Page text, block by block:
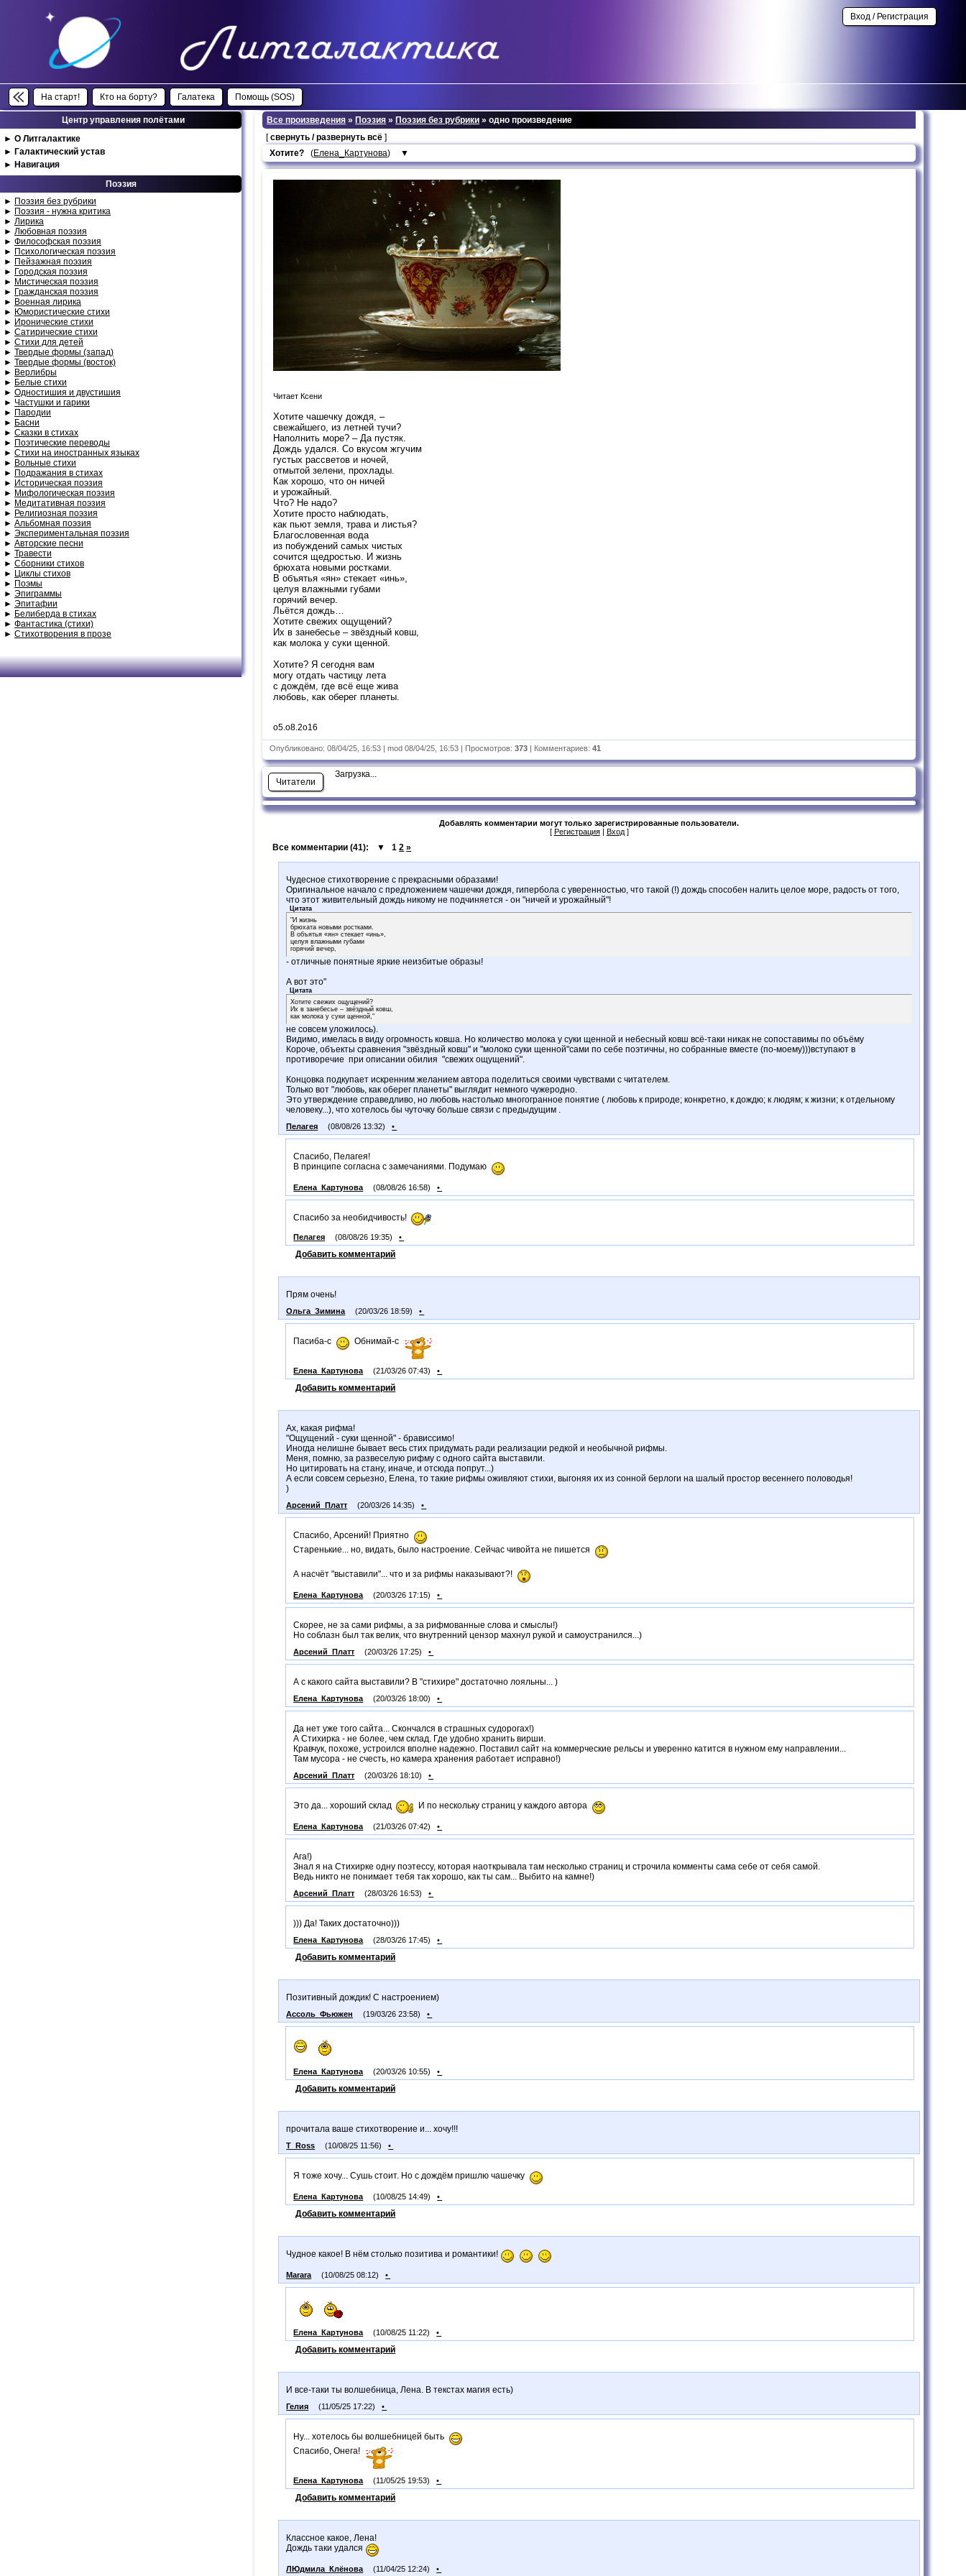
На старт! Кто на борту? Галатека Помощь (SOS)
Вход / Регистрация
Центр управления полётами
► О Литгалактике
► Галактический устав
► Навигация
Поэзия
► Поэзия без рубрики
► Поэзия - нужна критика
► Лирика
► Любовная поэзия
► Философская поэзия
► Психологическая поэзия
► Пейзажная поэзия
► Городская поэзия
► Мистическая поэзия
► Гражданская поэзия
► Военная лирика
► Юмористические стихи
► Иронические стихи
► Сатирические стихи
► Стихи для детей
► Твердые формы (запад)
► Твердые формы (восток)
► Верлибры
► Белые стихи
► Одностишия и двустишия
► Частушки и гарики
► Пародии
► Басни
► Сказки в стихах
► Поэтические переводы
► Стихи на иностранных языках
► Вольные стихи
► Подражания в стихах
► Историческая поэзия
► Мифологическая поэзия
► Медитативная поэзия
► Религиозная поэзия
► Альбомная поэзия
► Экспериментальная поэзия
► Авторские песни
► Травести
► Сборники стихов
► Циклы стихов
► Поэмы
► Эпиграммы
► Эпитафии
► Белиберда в стихах
► Фантастика (стихи)
► Стихотворения в прозе
Все произведения »Поэзия »Поэзия без рубрики » одно произведение
[свернуть / развернуть всё ]
Хотите? (Елена_Картунова) ▼
Читает Ксени
Хотите чашечку дождя, –
свежайшего, из летней тучи?
Наполнить море? – Да пустяк.
Дождь удался. Со вкусом жгучим
густых рассветов и ночей,
отмытой зелени, прохлады.
Как хорошо, что он ничей
и урожайный.
Что? Не надо?
Хотите просто наблюдать,
как пьют земля, трава и листья?
Благословенная вода
из побуждений самых чистых
сочится щедростью. И жизнь
брюхата новыми ростками.
В объятья «ян» стекает «инь»,
целуя влажными губами
горячий вечер.
Льётся дождь…
Хотите свежих ощущений?
Их в занебесье – звёздный ковш,
как молока у суки щенной.
Хотите? Я сегодня вам
могу отдать частицу лета
с дождём, где всё еще жива
любовь, как оберег планеты.
о5.о8.2о16
Опубликовано: 08/04/25, 16:53 | mod 08/04/25, 16:53 | Просмотров:373 | Комментариев:41
Читатели
Загрузка...
Добавлять комментарии могут только зарегистрированные пользователи.
[ Регистрация| Вход]
Все комментарии (41): ▼ 1 2 »
Чудесное стихотворение с прекрасными образами!
Оригинальное начало с предложением чашечки дождя, гипербола с уверенностью, что такой (!) дождь способен налить целое море, радость от того,
что этот живительный дождь никому не подчиняется - он "ничей и урожайный"!
Цитата
"И жизнь
брюхата новыми ростками.
В объятья «ян» стекает «инь»,
целуя влажными губами
горячий вечер,
- отличные понятные яркие неизбитые образы!
А вот это"
Цитата
Хотите свежих ощущений?
Их в занебесье – звёздный ковш,
как молока у суки щенной,"
не совсем уложилось).
Видимо, имелась в виду огромность ковша. Но количество молока у суки щенной и небесный ковш всё-таки никак не сопоставимы по объёму
Короче, объекты сравнения "звёздный ковш" и "молоко суки щенной"сами по себе поэтичны, но собранные вместе (по-моему)))вступают в
противоречие при описании обилия "свежих ощущений".
Концовка подкупает искренним желанием автора поделиться своими чувствами с читателем.
Только вот "любовь, как оберег планеты" выглядит немного чужеродно.
Это утверждение справедливо, но любовь настолько многогранное понятие ( любовь к природе; конкретно, к дождю; к людям; к жизни; к отдельному
человеку...), что хотелось бы чуточку больше связи с предыдущим .
Пелагея (08/08/26 13:32) •
Спасибо, Пелагея!
В принципе согласна с замечаниями. Подумаю
Елена_Картунова (08/08/26 16:58) •
Спасибо за необидчивость!
Пелагея (08/08/26 19:35) •
Добавить комментарий
Прям очень!
Ольга_Зимина (20/03/26 18:59) •
Пасиба-с Обнимай-с
Елена_Картунова (21/03/26 07:43) •
Добавить комментарий
Ах, какая рифма!
"Ощущений - суки щенной" - брависсимо!
Иногда нелишне бывает весь стих придумать ради реализации редкой и необычной рифмы.
Меня, помню, за развеселую рифму с одного сайта выставили.
Но цитировать на стану, иначе, и отсюда попрут...)
А если совсем серьезно, Елена, то такие рифмы оживляют стихи, выгоняя их из сонной берлоги на шалый простор весеннего половодья!
)
Арсений_Платт (20/03/26 14:35) •
Спасибо, Арсений! Приятно
Старенькие... но, видать, было настроение. Сейчас чивойта не пишется
А насчёт "выставили"... что и за рифмы наказывают?!
Елена_Картунова (20/03/26 17:15) •
Скорее, не за сами рифмы, а за рифмованные слова и смыслы!)
Но соблазн был так велик, что внутренний цензор махнул рукой и самоустранился...)
Арсений_Платт (20/03/26 17:25) •
А с какого сайта выставили? В "стихире" достаточно лояльны... )
Елена_Картунова (20/03/26 18:00) •
Да нет уже того сайта... Скончался в страшных судорогах!)
А Стихирка - не более, чем склад. Где удобно хранить вирши.
Кравчук, похоже, устроился вполне надежно. Поставил сайт на коммерческие рельсы и уверенно катится в нужном ему направлении...
Там мусора - не счесть, но камера хранения работает исправно!)
Арсений_Платт (20/03/26 18:10) •
Это да... хороший склад И по нескольку страниц у каждого автора
Елена_Картунова (21/03/26 07:42) •
Ага!)
Знал я на Стихирке одну поэтессу, которая наоткрывала там несколько страниц и строчила комменты сама себе от себя самой.
Ведь никто не понимает тебя так хорошо, как ты сам... Выбито на камне!)
Арсений_Платт (28/03/26 16:53) •
))) Да! Таких достаточно)))
Елена_Картунова (28/03/26 17:45) •
Добавить комментарий
Позитивный дождик! С настроением)
Ассоль_Фьюжен (19/03/26 23:58) •
Елена_Картунова (20/03/26 10:55) •
Добавить комментарий
прочитала ваше стихотворение и... хочу!!!
T_Ross (10/08/25 11:56) •
Я тоже хочу... Сушь стоит. Но с дождём пришлю чашечку
Елена_Картунова (10/08/25 14:49) •
Добавить комментарий
Чудное какое! В нём столько позитива и романтики!
Marara (10/08/25 08:12) •
Елена_Картунова (10/08/25 11:22) •
Добавить комментарий
И все-таки ты волшебница, Лена. В текстах магия есть)
Гелия (11/05/25 17:22) •
Ну... хотелось бы волшебницей быть
Спасибо, Онега!
Елена_Картунова (11/05/25 19:53) •
Добавить комментарий
Классное какое, Лена!
Дождь таки удался
ЛЮдмила_Клёнова (11/04/25 12:24) •